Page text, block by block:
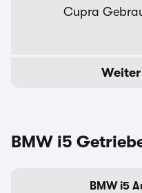
Cupra
BMW i5
BMW i5